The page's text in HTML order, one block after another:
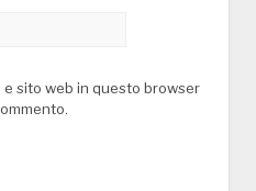
e sito web in questo browser